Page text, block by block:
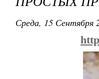
Среда, 15 Сентября